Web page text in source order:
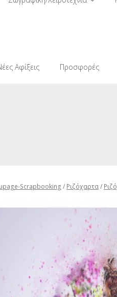
Αφίξεις Προσφορές
Scrapbooking / Ριζόχαρτα/